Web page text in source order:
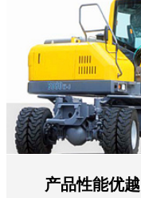
产品性能优越